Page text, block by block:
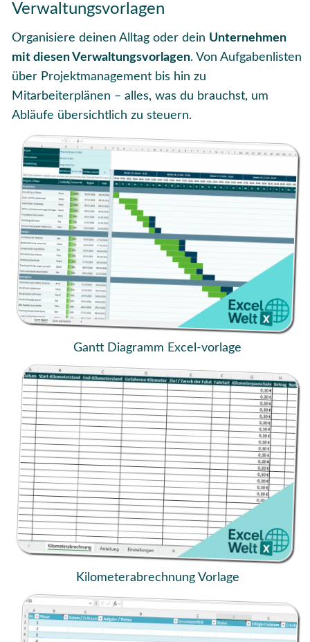
Verwaltungsvorlagen
Organisiere deinen Alltag oder dein Unternehmen
mit diesen Verwaltungsvorlagen. Von Aufgabenlisten
über Projektmanagement bis hin zu
Mitarbeiterplänen – alles, was du brauchst, um
Abläufe übersichtlich zu steuern.
Gantt Diagramm Excel-vorlage
Kilometerabrechnung Vorlage